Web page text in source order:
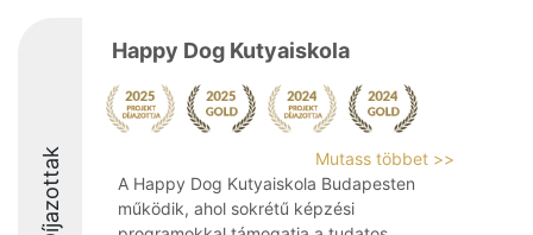
Díjazottak
Happy Dog Kutyaiskola
Mutass többet >>
A Happy Dog Kutyaiskola Budapesten
működik, ahol sokrétű képzési